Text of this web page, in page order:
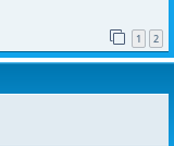
1 2